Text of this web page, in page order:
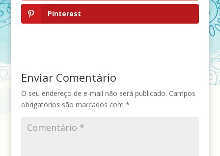
Pinterest
Enviar Comentário
O seu endereço de e-mail não será publicado. Campos
obrigatórios são marcados com *